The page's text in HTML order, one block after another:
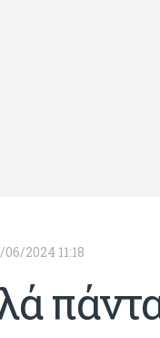
06/2024 11:18